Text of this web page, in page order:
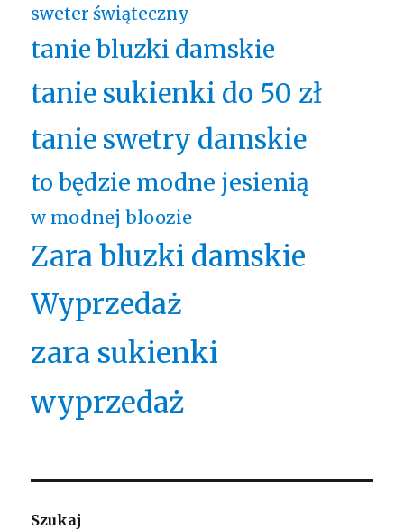
sweter świąteczny
tanie bluzki damskie
tanie sukienki do 50 zł
tanie swetry damskie
to będzie modne jesienią
w modnej bloozie
Zara bluzki damskie
Wyprzedaż
zara sukienki
wyprzedaż
Szukaj